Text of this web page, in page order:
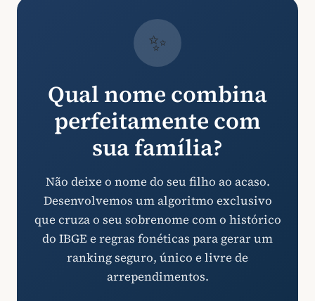
✨
Qual nome combina
perfeitamente com
sua família?
Não deixe o nome do seu filho ao acaso.
Desenvolvemos um algoritmo exclusivo
que cruza o seu sobrenome com o histórico
do IBGE e regras fonéticas para gerar um
ranking seguro, único e livre de
arrependimentos.